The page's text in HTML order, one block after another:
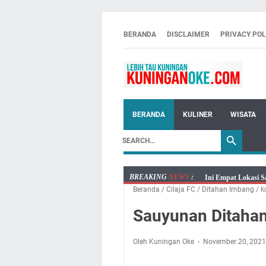
BERANDA DISCLAIMER PRIVACY
BERANDA KULINER WISATA
BREAKING NEWS :
Ini Empat Lokasi
Jumat 7 Agustus
Embun Pagi
Tetap Berjalan
Salat Lima Waktu
Beranda / Cilaja FC / Ditahan Imbang /
Sauyunan
Oleh Kuningan Oke November 20, 2021